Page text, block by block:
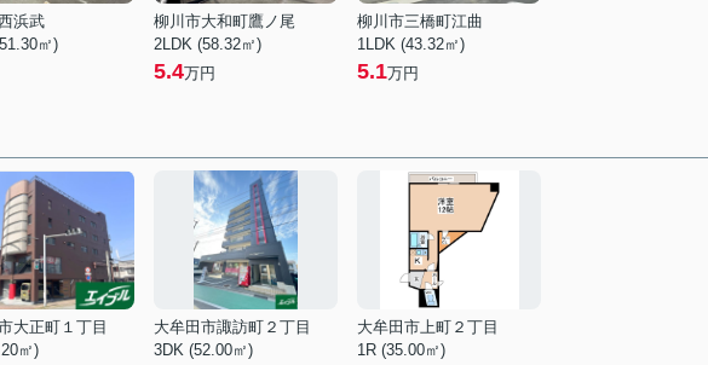
浜武
㎡)
柳川市大和町鷹ノ尾
2LDK (58.32㎡)
5.4万円
柳川市三橋町江曲
1LDK (43.32㎡)
5.1万円
大正町１丁目
㎡)
大牟田市諏訪町２丁目
3DK (52.00㎡)
大牟田市上町２丁目
1R (35.00㎡)